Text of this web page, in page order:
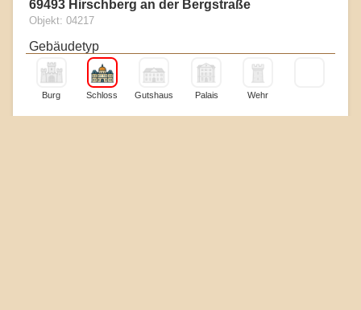
69493 Hirschberg an der Bergstraße
Objekt: 04217
Gebäudetyp
Burg Schloss Gutshaus Palais Wehr